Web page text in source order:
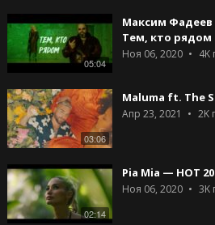
05:04
Максим
Тем, кто рядом
Ноя 06, 2020 4K
03:06
Maluma ft. The
Апр 23, 2021 2K
02:14
Pia Mia — HOT
Ноя 06, 2020 3K